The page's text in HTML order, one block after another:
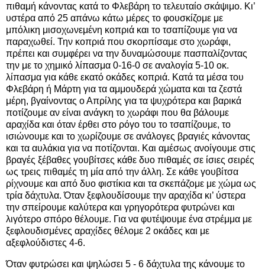
πιθαμή κάνοντας κατά το Φλεβάρη το τελευταίο σκάψιμο. Κι’
υστέρα από 25 απάνω κάτω μέρες το φουσκίζομε με
μπόλικη μισοχωνεμένη κοπριά και το τσαπίζουμε για να
παραχωθεί. Την κοπριά που σκορπίσαμε στο χωράφι,
πρέπει και συμφέρει να την δυναμώσουμε πασπαλίζοντας
την με το χημικό λίπασμα 0-16-0 σε αναλογία 5-10 οκ.
λίπασμα για κάθε εκατό οκάδες κοπριά. Κατά τα μέσα του
Φλεβάρη ή Μάρτη για τα αμμουδερά χώματα και τα ζεστά
μέρη, βγαίνοντας ο Απρίλης για τα ψυχρότερα και βαρικά
ποτίζουμε αν είναι ανάγκη το χωράφι που θα βάλουμε
αραχίδα και όταν έρθει στο ρόγο του το τσαπίζουμε, το
ισιώνουμε και το χωρίζουμε σε ανάλογες βραγιές κάνοντας
και τα αυλάκια για να ποτίζονται. Και αμέσως ανοίγουμε στις
βραγές ξέβαθες γουβίτσες κάθε δυο πιθαμές σε ίσιες σειρές
ως τρεις πιθαμές τη μία από την άλλη. Σε κάθε γουβίτσα
ρίχνουμε και από δυο φιστίκια και τα σκεπάζομε με χώμα ως
τρία δάχτυλα. Όταν ξεφλουδίσουμε την αραχίδα κι’ ύστερα
την σπείρουμε καλύτερα και γρηγορότερα φυτρώνει και
λιγότερο σπόρο θέλουμε. Για να φυτέψουμε ένα στρέμμα με
ξεφλουδισμένες αραχίδες θέλομε 2 οκάδες και με
αξεφλούδιστες 4-6.
Όταν φυτρώσει και ψηλώσει 5 - 6 δάχτυλα της κάνουμε το